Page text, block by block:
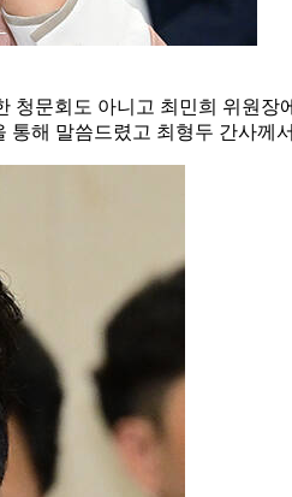
청문회도 아니고 최민희 위원
해 말씀드렸고 최형두 간사께